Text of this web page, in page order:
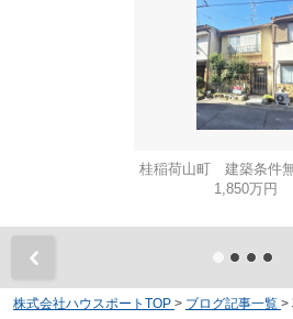
桂稲荷山町 建築条件
1,850万円
株式会社ハウスポートTOP > ブログ記事一覧 >